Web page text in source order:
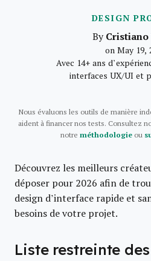
DESIGN
By
on May 19,
Avec 14+ ans
interfaces UX/UI et
Nous évaluons les outils de manière
aident à financer nos tests. Consultez
notre méthodologieou
Découvrez les meilleurs
déposer pour 2026 afin de
design d’interface rapide et
besoins de votre projet.
Liste restreinte